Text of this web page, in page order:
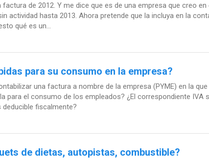
de 2012. Y me dice que es de una empresa que creo en
actividad hasta 2013. Ahora pretende que la incluya en la
qué es un...
para su consumo en la empresa?
una factura a nombre de la empresa (PYME) en la
para el consumo de los empleados? ¿El correspondiente IVA
deducible fiscalmente?
de dietas, autopistas, combustible?